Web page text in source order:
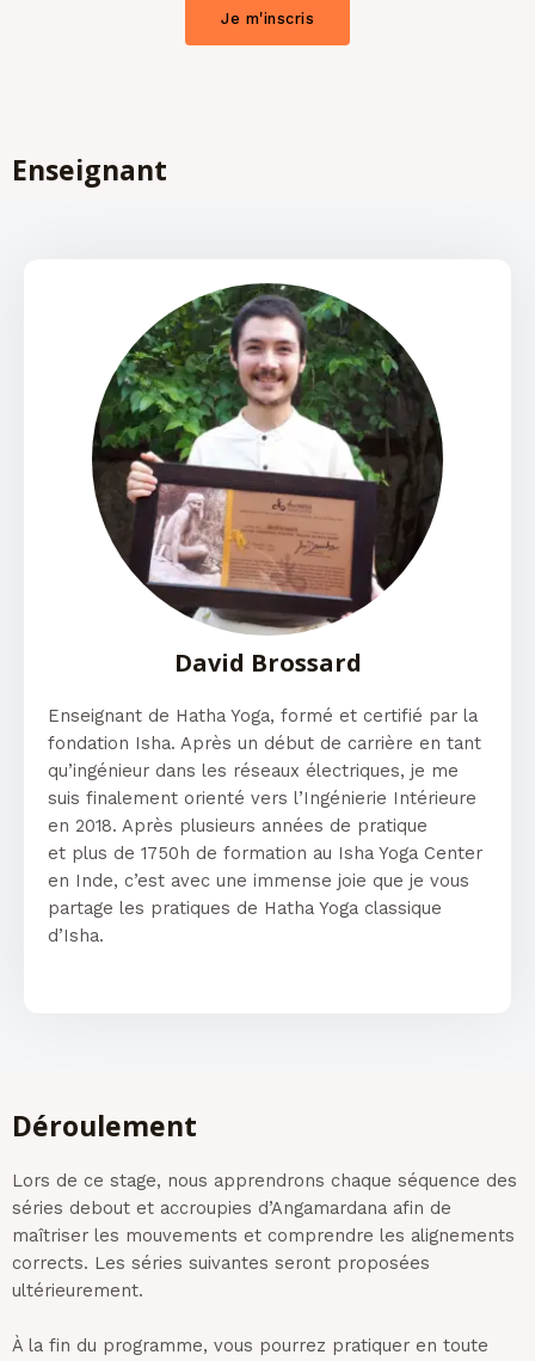
Je m'inscris
Enseignant
David Brossard
Enseignant de Hatha Yoga, formé et certifié par la
fondation Isha. Après un début de carrière en tant
qu’ingénieur dans les réseaux électriques, je me
suis finalement orienté vers l’Ingénierie Intérieure
en 2018. Après plusieurs années de pratique
et plus de 1750h de formation au Isha Yoga Center
en Inde, c’est avec une immense joie que je vous
partage les pratiques de Hatha Yoga classique
d’Isha.
Déroulement
Lors de ce stage, nous apprendrons chaque séquence des
séries debout et accroupies d’Angamardana afin de
maîtriser les mouvements et comprendre les alignements
corrects. Les séries suivantes seront proposées
ultérieurement.
À la fin du programme, vous pourrez pratiquer en toute